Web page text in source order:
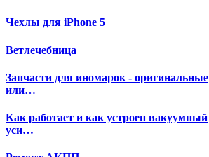
Чехлы для iPhone 5
Ветлечебница
Запчасти для иномарок - оригинальные
или…
Как работает и как устроен вакуумный
уси…